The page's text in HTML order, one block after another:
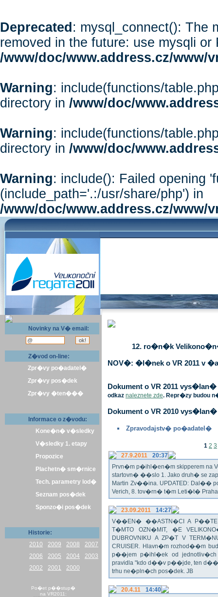
Deprecated : mysql_connect(): The
removed in the future: use mysqli or
/www/doc/www.address.cz/www/
Warning: include(functions/
directory in /www/doc/
Warning: include(functions/
directory in /www/doc/
Warning: include(): Failed opening
(include_path='.:/usr/share/php') in
/www/doc/www.address.cz/www/
Novinky na V� email:
Z�vod on-line:
Zpr�vy po�adatel�
Zpr�vy pos�dek
Zpr�vy �ten���
Informace o z�vodu:
Kone�n� v�sledky
V�sledky 1. etapy
Propozice
Plachetn� sm�rnice
Tech. parametry lod�
Seznam pos�dek
Sponzo�i pos�dek
Historie:
2010
2009 2008
2007
2006
2005 2004
2003
2002
2001 2000
Po�et p��stup�
na VR2011:
12. ro�n�k
NOV�: �l�nek o VR 2011 v
Dokument o VR 2011
odkaz naleznete zde. Repr�zy budou
Dokument o VR 2010
Zpravodajstv� po�adatel�
1 2 3
27.9.2011
20:37
Prvn�m p�ihl�en�m skipperem na
startovn� ��slo 1. Jako druh� se
Martin Zv��ina. UPDATED: Dal��
Verich, 8. tov�rn� t�m Leti�t� Praha
23.09.2011
14:27
V��EN� ��ASTN�CI A
T�MTO OZN�MIT, �E
DUBROVNIKU A ZP�T V
CRUISER. Hlavn�m rozhod��m
p��jem p�ihl�ek od
pravidla "kdo d��v p��jde, ten
trhu ne�pln�ch pos�dek. JB
20.4.11
14:40